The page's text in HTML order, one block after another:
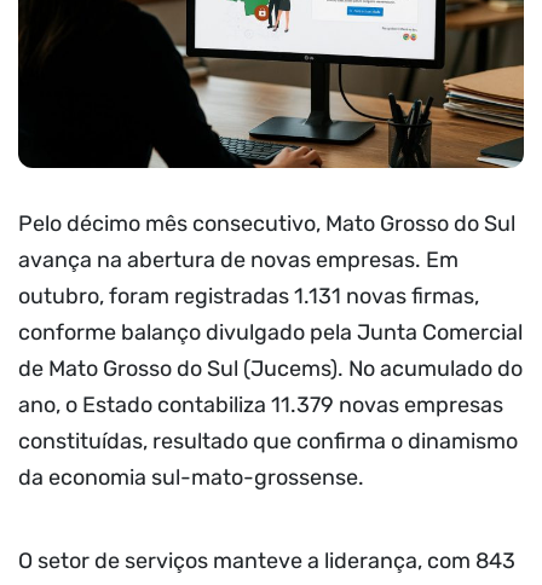
Pelo décimo mês consecutivo, Mato Grosso do Sul
avança na abertura de novas empresas. Em
outubro, foram registradas 1.131 novas firmas,
conforme balanço divulgado pela Junta Comercial
de Mato Grosso do Sul (Jucems). No acumulado do
ano, o Estado contabiliza 11.379 novas empresas
constituídas, resultado que confirma o dinamismo
da economia sul-mato-grossense.
O setor de serviços manteve a liderança, com 843